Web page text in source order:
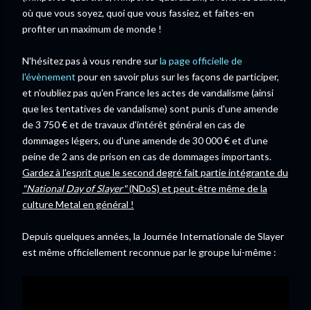
où que vous soyez, quoi que vous fassiez, et faites-en
profiter un maximum de monde !
N'hésitez pas à vous rendre surla page officielle de
l'évènement pour en savoir plus sur les façons de participer,
et n'oubliez pas qu'en France les actes de vandalisme (ainsi
que les tentatives de vandalisme) sont punis d'une amende
de 3 750 € et de travaux d'intérêt général en cas de
dommages légers, ou d'une amende de 30 000 € et d'une
peine de 2 ans de prison en cas de dommages importants.
Gardez à l'esprit que le second degré fait partie intégrante du
"National Day of Slayer"(NDoS) et peut-être même de la
culture Metal en général !
Depuis quelques années, la Journée Internationale de Slayer
est même officiellement reconnue par le groupe lui-même :